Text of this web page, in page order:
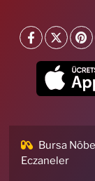
Bursa
Eczaneler